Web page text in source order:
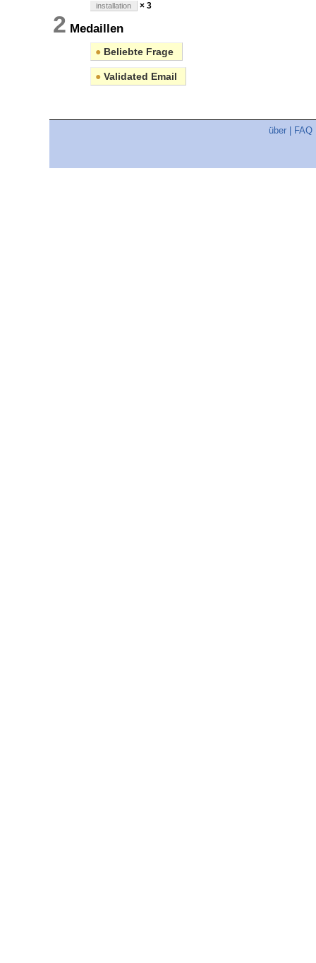
installation × 3
2 Medaillen
● Beliebte Frage
● Validated Email
über FAQ